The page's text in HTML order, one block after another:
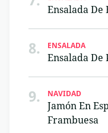
Ensalada De
8. ENSALADA
Ensalada De
9. NAVIDAD
Jamón En
Frambuesa